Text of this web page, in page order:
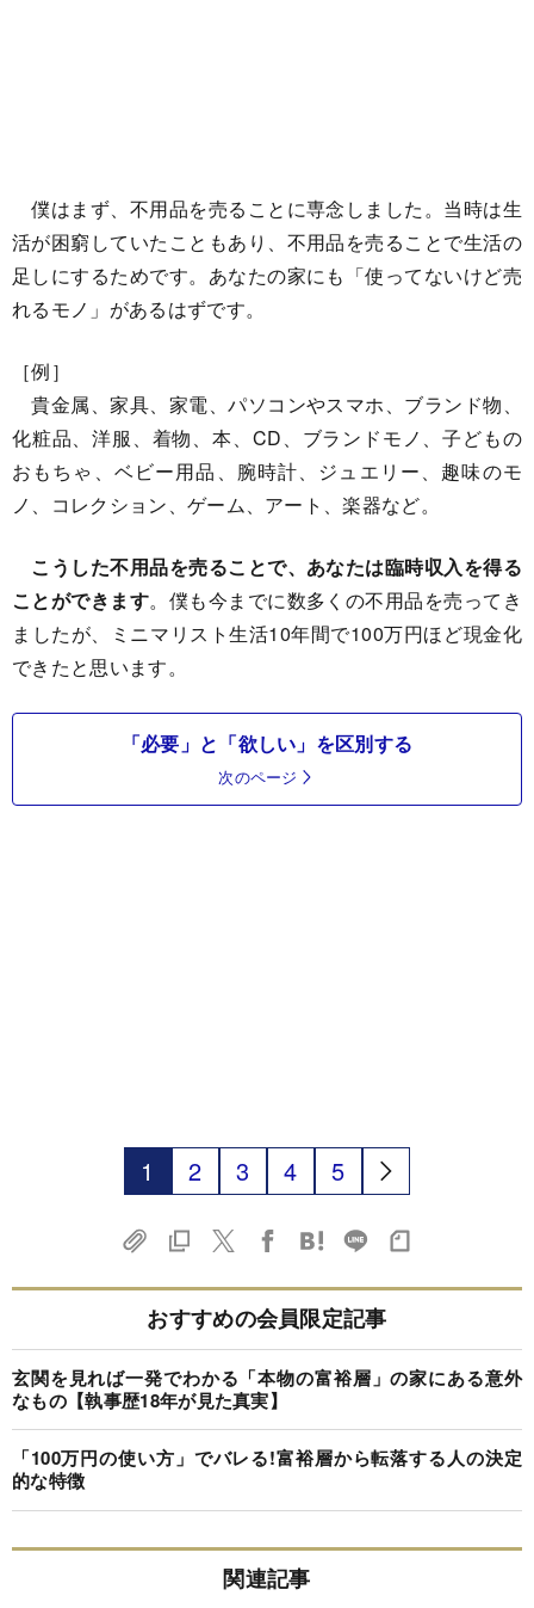
僕はまず、不用品を売ることに専念しました。当時は生
活が困窮していたこともあり、不用品を売ることで生活の
足しにするためです。あなたの家にも「使ってないけど売
れるモノ」があるはずです。
［例］
貴金属、家具、家電、パソコンやスマホ、ブランド物、
化粧品、洋服、着物、本、CD、ブランドモノ、子どもの
おもちゃ、ベビー用品、腕時計、ジュエリー、趣味のモ
ノ、コレクション、ゲーム、アート、楽器など。
こうした不用品を売ることで、あなたは臨時収入を得る
ことができます。僕も今までに数多くの不用品を売ってき
ましたが、ミニマリスト生活10年間で100万円ほど現金化
できたと思います。
「必要」と「欲しい」を区別する
次のページ
1 2 3 4 5
おすすめの会員限定記事
玄関を見れば一発でわかる「本物の富裕層」の家にある意外
なもの【執事歴18年が見た真実】
「100万円の使い方」でバレる!富裕層から転落する人の決定
的な特徴
関連記事